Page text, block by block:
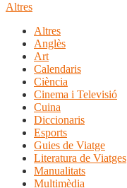
Altres
Altres
Anglès
Art
Calendaris
Ciència
Cinema i Televisió
Cuina
Diccionaris
Esports
Guies de Viatge
Literatura de Viatges
Manualitats
Multimèdia